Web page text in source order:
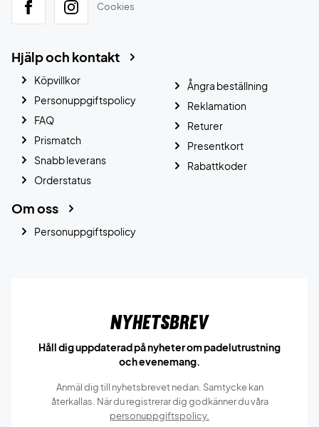
Cookies
Hjälp och kontakt
Köpvillkor
Personuppgiftspolicy
FAQ
Prismatch
Snabb leverans
Orderstatus
Ångra beställning
Reklamation
Returer
Presentkort
Rabattkoder
Om oss
Personuppgiftspolicy
Nyhetsbrev
Håll dig uppdaterad på nyheter om padelutrustning
och evenemang.
Anmäl dig till nyhetsbrevet nedan. Samtycke kan
återkallas. När du registrerar dig godkänner du våra
personuppgiftspolicy.